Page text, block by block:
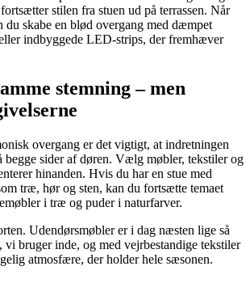
stilen fra stuen ud på terrassen. Når
du skabe en blød overgang med dæmpet
indbyggede LED-strips, der fremhæver
stemning – men
overgang er det vigtigt, at indretningen
begge sider af døren. Vælg møbler, tekstiler og
hinanden. Hvis du har en stue med
træ, hør og sten, kan du fortsætte temaet
i træ og puder i naturfarver.
Udendørsmøbler er i dag næsten lige så
vi bruger inde, og med vejrbestandige tekstiler
atmosfære, der holder hele sæsonen.